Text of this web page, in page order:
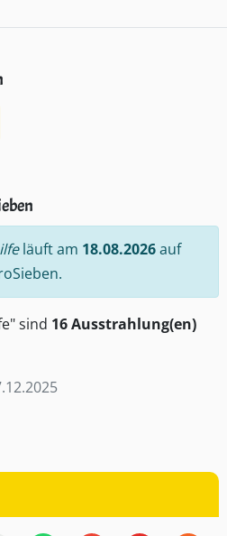
läuft am 18.08.2026auf
sind 16 Ausstrahlung(en)